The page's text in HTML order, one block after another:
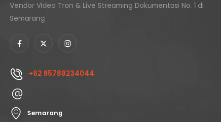
Vendor Video Tron & Live Streaming Dokumentasi No. 1 di
Semarang
+62 85789234044
Semarang